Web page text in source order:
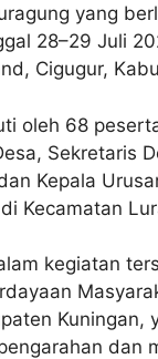
yang
28–29 Juli
Cigugur,
oleh 68
Sekretaris
Kepala
Kecamatan
kegiatan
Kuningan,
dan